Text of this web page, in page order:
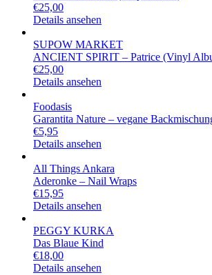
€25,00
Details ansehen
SUPOW MARKET
ANCIENT SPIRIT – Patrice (Vinyl
€25,00
Details ansehen
Foodasis
Garantita Nature – vegane
€5,95
Details ansehen
All Things Ankara
Aderonke – Nail Wraps
€15,95
Details ansehen
PEGGY KURKA
Das Blaue Kind
€18,00
Details ansehen